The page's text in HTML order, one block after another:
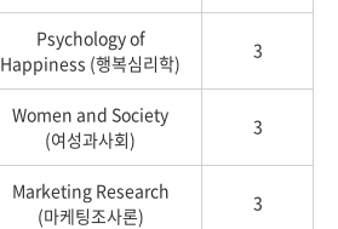
Psychology of
Happiness (행복심리학)
3
Women and Society
(여성과사회)
3
Marketing Research
(마케팅조사론)
3